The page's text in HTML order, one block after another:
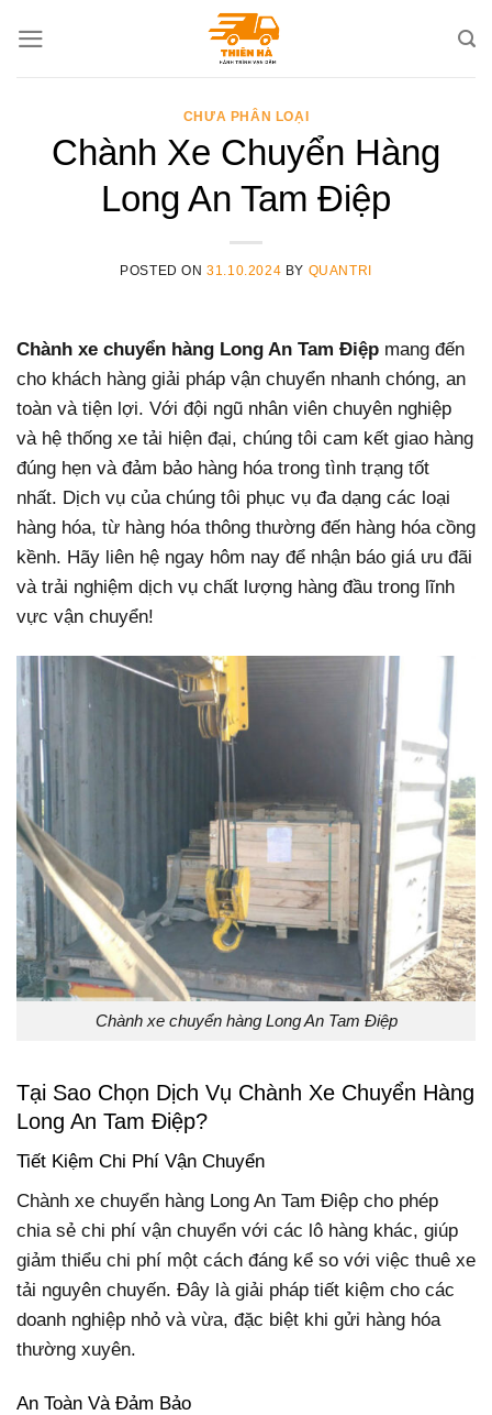
CHƯA PHÂN LOẠI
Chành Xe Chuyển Hàng
Long An Tam Điệp
POSTED ON31.10.2024 BY QUANTRI
Chành xe chuyển hàng Long An Tam Điệp mang đến
cho khách hàng giải pháp vận chuyển nhanh chóng, an
toàn và tiện lợi. Với đội ngũ nhân viên chuyên nghiệp
và hệ thống xe tải hiện đại, chúng tôi cam kết giao hàng
đúng hẹn và đảm bảo hàng hóa trong tình trạng tốt
nhất. Dịch vụ của chúng tôi phục vụ đa dạng các loại
hàng hóa, từ hàng hóa thông thường đến hàng hóa cồng
kềnh. Hãy liên hệ ngay hôm nay để nhận báo giá ưu đãi
và trải nghiệm dịch vụ chất lượng hàng đầu trong lĩnh
vực vận chuyển!
Chành xe chuyển hàng Long An Tam Điệp
Tại Sao Chọn Dịch Vụ Chành Xe Chuyển Hàng
Long An Tam Điệp?
Tiết Kiệm Chi Phí Vận Chuyển
Chành xe chuyển hàng Long An Tam Điệp cho phép
chia sẻ chi phí vận chuyển với các lô hàng khác, giúp
giảm thiểu chi phí một cách đáng kể so với việc thuê xe
tải nguyên chuyến. Đây là giải pháp tiết kiệm cho các
doanh nghiệp nhỏ và vừa, đặc biệt khi gửi hàng hóa
thường xuyên.
An Toàn Và Đảm Bảo